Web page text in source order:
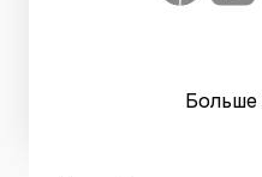
Больше